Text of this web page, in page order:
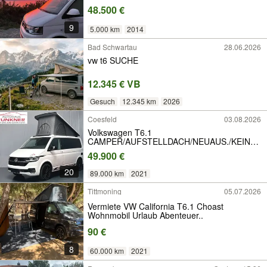
9
48.500 €
5.000 km
2014
Bad Schwartau
28.06.2026
vw t6 SUCHE
12.345 € VB
Gesuch 12.345 km 2026
20
Coesfeld 03.08.2026
Volkswagen T6.1
CAMPER/AUFSTELLDACH/NEUAUS./KEIN
CALIFORNIA
49.900 €
89.000 km 2021
8
Tittmoning 05.07.2026
Vermiete VW California T6.1 Choast
Wohnmobil Urlaub Abenteuer..
90 €
60.000 km
2021